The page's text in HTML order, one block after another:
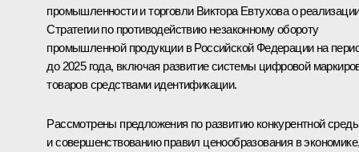
промышленности и торговли Виктора Евтухова о
Стратегии по противодействию незаконному обороту
промышленной продукции в Российской Федерации на
до 2025 года, включая развитие системы цифровой
товаров средствами идентификации.
Рассмотрены предложения по развитию конкурентной
и совершенствованию правил ценообразования в